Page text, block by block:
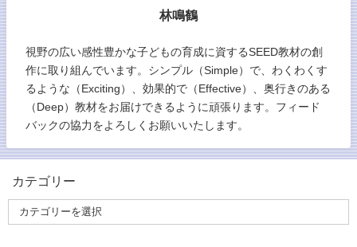
林鳴鶴
視野の広い感性豊かな子どもの育成に資するSEED教材の創
作に取り組んでいます。シンプル（Simple）で、わくわくす
るような（Exciting）、効果的で（Effective）、奥行きのある
（Deep）教材をお届けできるように頑張ります。フィード
バックの協力をよろしくお願いいたします。
カテゴリー